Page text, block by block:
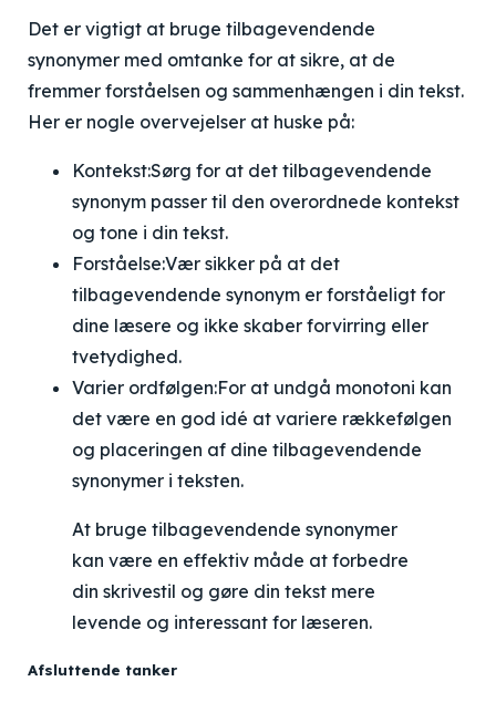
Det er vigtigt at bruge tilbagevendende
synonymer med omtanke for at sikre, at de
fremmer forståelsen og sammenhængen i din tekst.
Her er nogle overvejelser at huske på:
Kontekst:Sørg for at det tilbagevendende
synonym passer til den overordnede kontekst
og tone i din tekst.
Forståelse:Vær sikker på at det
tilbagevendende synonym er forståeligt for
dine læsere og ikke skaber forvirring eller
tvetydighed.
Varier ordfølgen:For at undgå monotoni kan
det være en god idé at variere rækkefølgen
og placeringen af dine tilbagevendende
synonymer i teksten.
At bruge tilbagevendende synonymer
kan være en effektiv måde at forbedre
din skrivestil og gøre din tekst mere
levende og interessant for læseren.
Afsluttende tanker